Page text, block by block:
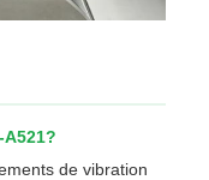
de vibration